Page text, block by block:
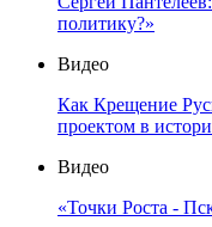
политику?»
Видео
Как Крещение
проектом в
Видео
«Точки Роста -